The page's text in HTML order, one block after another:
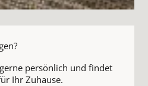
persönlich und findet
Ihr Zuhause.